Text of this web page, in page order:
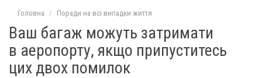
Головна Поради на всі випадки життя
Ваш багаж можуть затримати
в аеропорту, якщо припуститесь
цих двох помилок